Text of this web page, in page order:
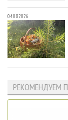
04.08.2026
РЕКОМЕНДУЕМ